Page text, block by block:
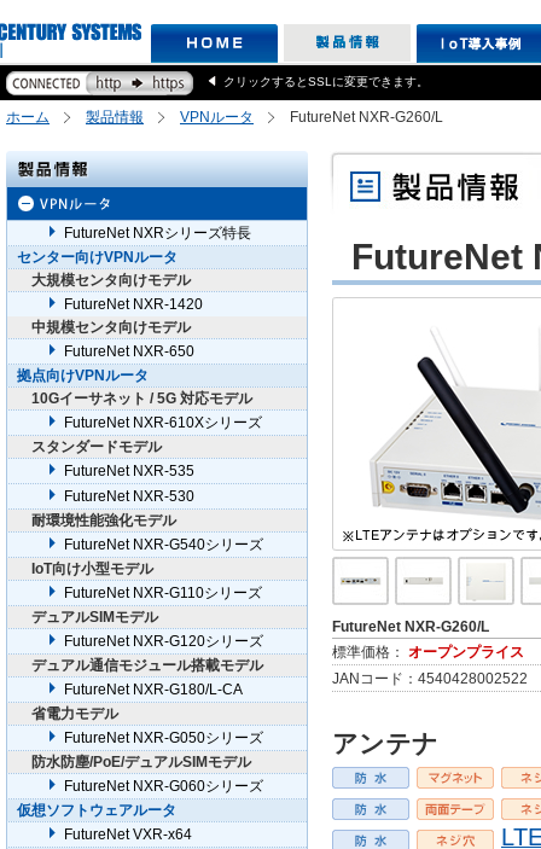
クリックするとSSLに変更できます。
ホーム 製品情報 VPNルータ FutureNet NXR-G260/L
FutureNet
FutureNet NXR-G260/L
標準価格： オープンプライス
JANコード：4540428002522
アンテナ
FutureNet NXRシリーズ特長
センター向けVPNルータ
大規模センタ向けモデル
FutureNet NXR-1420
中規模センタ向けモデル
FutureNet NXR-650
拠点向けVPNルータ
10Gイーサネット / 5G 対応モデル
FutureNet NXR-610Xシリーズ
スタンダードモデル
FutureNet NXR-535
FutureNet NXR-530
耐環境性能強化モデル
FutureNet NXR-G540シリーズ
IoT向け小型モデル
FutureNet NXR-G110シリーズ
デュアルSIMモデル
FutureNet NXR-G120シリーズ
デュアル通信モジュール搭載モデル
FutureNet NXR-G180/L-CA
省電力モデル
FutureNet NXR-G050シリーズ
防水防塵/PoE/デュアルSIMモデル
FutureNet NXR-G060シリーズ
仮想ソフトウェアルータ
FutureNet VXR-x64